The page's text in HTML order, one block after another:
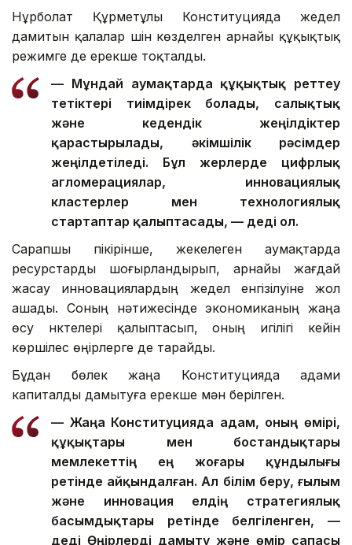
Нұрболат Құрметұлы Конституцияда жедел
дамитын қалалар үшін көзделген арнайы құқықтық
режимге де ерекше тоқталды.
— Мұндай аумақтарда құқықтық реттеу
тетіктері тиімдірек болады, салықтық
және кедендік жеңілдіктер
қарастырылады, әкімшілік рәсімдер
жеңілдетіледі. Бұл жерлерде цифрлық
агломерациялар, инновациялық
кластерлер мен технологиялық
стартаптар қалыптасады, — деді ол.
Сарапшы пікірінше, жекелеген аумақтарда
ресурстарды шоғырландырып, арнайы жағдай
жасау инновациялардың жедел енгізілуіне жол
ашады. Соның нәтижесінде экономиканың жаңа
өсу нүктелері қалыптасып, оның игілігі кейін
көршілес өңірлерге де тарайды.
Бұдан бөлек жаңа Конституцияда адами
капиталды дамытуға ерекше мән берілген.
— Жаңа Конституцияда адам, оның өмірі,
құқықтары мен бостандықтары
мемлекеттің ең жоғары құндылығы
ретінде айқындалған. Ал білім беру, ғылым
және инновация елдің стратегиялық
басымдықтары ретінде белгіленген, —
деді Өңірлерді дамыту және өмір сапасы